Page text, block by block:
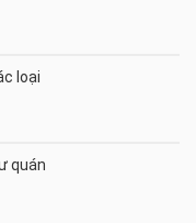
loại
quán